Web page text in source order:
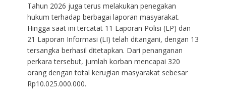
Tahun 2026 juga terus melakukan penegakan
hukum terhadap berbagai laporan masyarakat.
Hingga saat ini tercatat 11 Laporan Polisi (LP) dan
21 Laporan Informasi (LI) telah ditangani, dengan 13
tersangka berhasil ditetapkan. Dari penanganan
perkara tersebut, jumlah korban mencapai 320
orang dengan total kerugian masyarakat sebesar
Rp10.025.000.000.